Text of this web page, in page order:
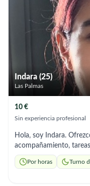
Indara (25)
Las Palmas
10 €
Sin experiencia profesional
Hola, soy Indara.
acompañamiento,
Soy responsable y
la universidad de 12:30-
Por horas Turno